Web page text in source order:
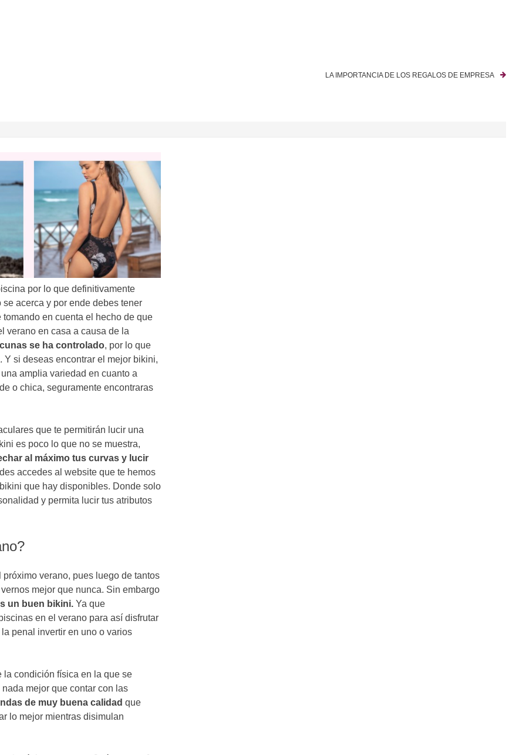
LA IMPORTANCIA DE LOS REGALOS DE EMPRESA
por lo que definitivamente
acerca y por ende debes tener
en cuenta el hecho de que
verano en casa a causa de la
se ha controlado, por lo que
si deseas encontrar el mejor bikini,
amplia variedad en cuanto a
o chica, seguramente encontraras
que te permitirán lucir una
es poco lo que no se muestra,
al máximo tus curvas y lucir
accedes al website que te hemos
que hay disponibles. Donde solo
y permita lucir tus atributos
verano, pues luego de tantos
mejor que nunca. Sin embargo
un buen bikini.Ya que
en el verano para así disfrutar
penal invertir en uno o varios
la condición física en la que se
mejor que contar con las
de muy buena calidad que
lo mejor mientras disimulan